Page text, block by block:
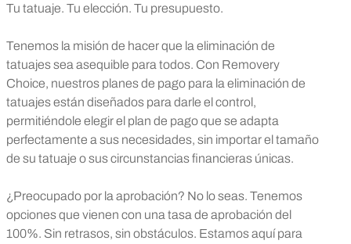
Tu tatuaje. Tu elección. Tu presupuesto.
Tenemos la misión de hacer que la eliminación de
tatuajes sea asequible para todos. Con Removery
Choice, nuestros planes de pago para la eliminación de
tatuajes están diseñados para darle el control,
permitiéndole elegir el plan de pago que se adapta
perfectamente a sus necesidades, sin importar el tamaño
de su tatuaje o sus circunstancias financieras únicas.
¿Preocupado por la aprobación? No lo seas. Tenemos
opciones que vienen con una tasa de aprobación del
100%. Sin retrasos, sin obstáculos. Estamos aquí para